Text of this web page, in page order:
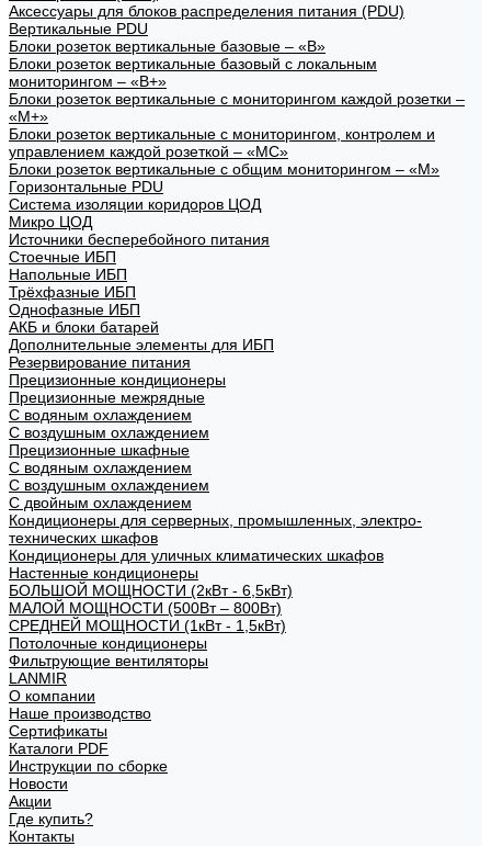
Аксессуары для блоков распределения питания (PDU)
Вертикальные PDU
Блоки розеток вертикальные базовые – «В»
Блоки розеток вертикальные базовый с локальным
мониторингом – «В+»
Блоки розеток вертикальные с мониторингом каждой розетки –
«М+»
Блоки розеток вертикальные с мониторингом, контролем и
управлением каждой розеткой – «МС»
Блоки розеток вертикальные с общим мониторингом – «М»
Горизонтальные PDU
Система изоляции коридоров ЦОД
Микро ЦОД
Источники бесперебойного питания
Стоечные ИБП
Напольные ИБП
Трёхфазные ИБП
Однофазные ИБП
АКБ и блоки батарей
Дополнительные элементы для ИБП
Резервирование питания
Прецизионные кондиционеры
Прецизионные межрядные
С водяным охлаждением
С воздушным охлаждением
Прецизионные шкафные
С водяным охлаждением
С воздушным охлаждением
С двойным охлаждением
Кондиционеры для серверных, промышленных, электро-
технических шкафов
Кондиционеры для уличных климатических шкафов
Настенные кондиционеры
БОЛЬШОЙ МОЩНОСТИ (2кВт - 6,5кВт)
МАЛОЙ МОЩНОСТИ (500Вт – 800Вт)
СРЕДНЕЙ МОЩНОСТИ (1кВт - 1,5кВт)
Потолочные кондиционеры
Фильтрующие вентиляторы
LANMIR
О компании
Наше производство
Сертификаты
Каталоги PDF
Инструкции по сборке
Новости
Акции
Где купить?
Контакты